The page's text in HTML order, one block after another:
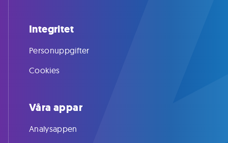
Integritet
Personuppgifter
Cookies
Våra appar
Analysappen